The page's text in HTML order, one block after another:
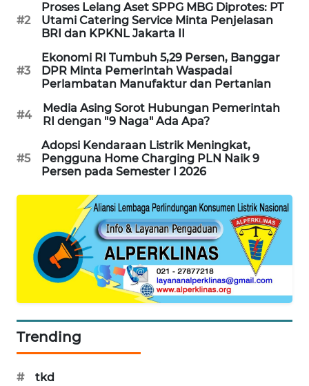
#2
Proses Lelang Aset SPPG MBG Diprotes: PT
Utami Catering Service Minta Penjelasan
BRI dan KPKNL Jakarta II
#3
Ekonomi RI Tumbuh 5,29 Persen, Banggar
DPR Minta Pemerintah Waspadai
Perlambatan Manufaktur dan Pertanian
#4
Media Asing Sorot Hubungan Pemerintah
RI dengan "9 Naga" Ada Apa?
#5
Adopsi Kendaraan Listrik Meningkat,
Pengguna Home Charging PLN Naik 9
Persen pada Semester I 2026
Trending
#
tkd
NEWS
JAKARTA
NEWS
KRT
NEWS
KARING
NEWS
HUMBANG
NEWS
NEWS
ID